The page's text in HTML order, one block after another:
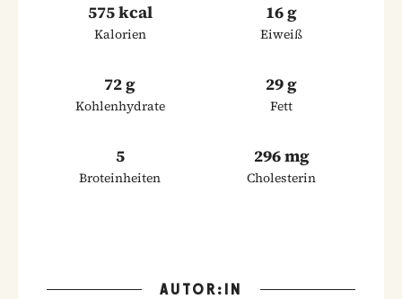
575 kcal
Kalorien
16 g
Eiweiß
72 g
Kohlenhydrate
29 g
Fett
5
Broteinheiten
296 mg
Cholesterin
AUTOR:IN